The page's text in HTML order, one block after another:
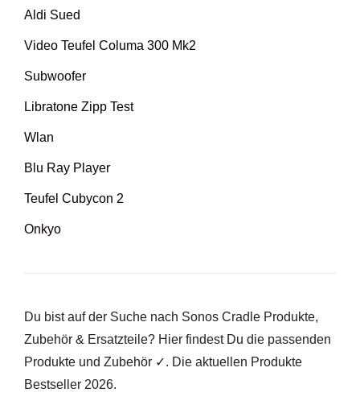
Aldi Sued
Video Teufel Columa 300 Mk2
Subwoofer
Libratone Zipp Test
Wlan
Blu Ray Player
Teufel Cubycon 2
Onkyo
Du bist auf der Suche nach Sonos Cradle Produkte,
Zubehör & Ersatzteile? Hier findest Du die passenden
Produkte und Zubehör ✓. Die aktuellen Produkte
Bestseller 2026.